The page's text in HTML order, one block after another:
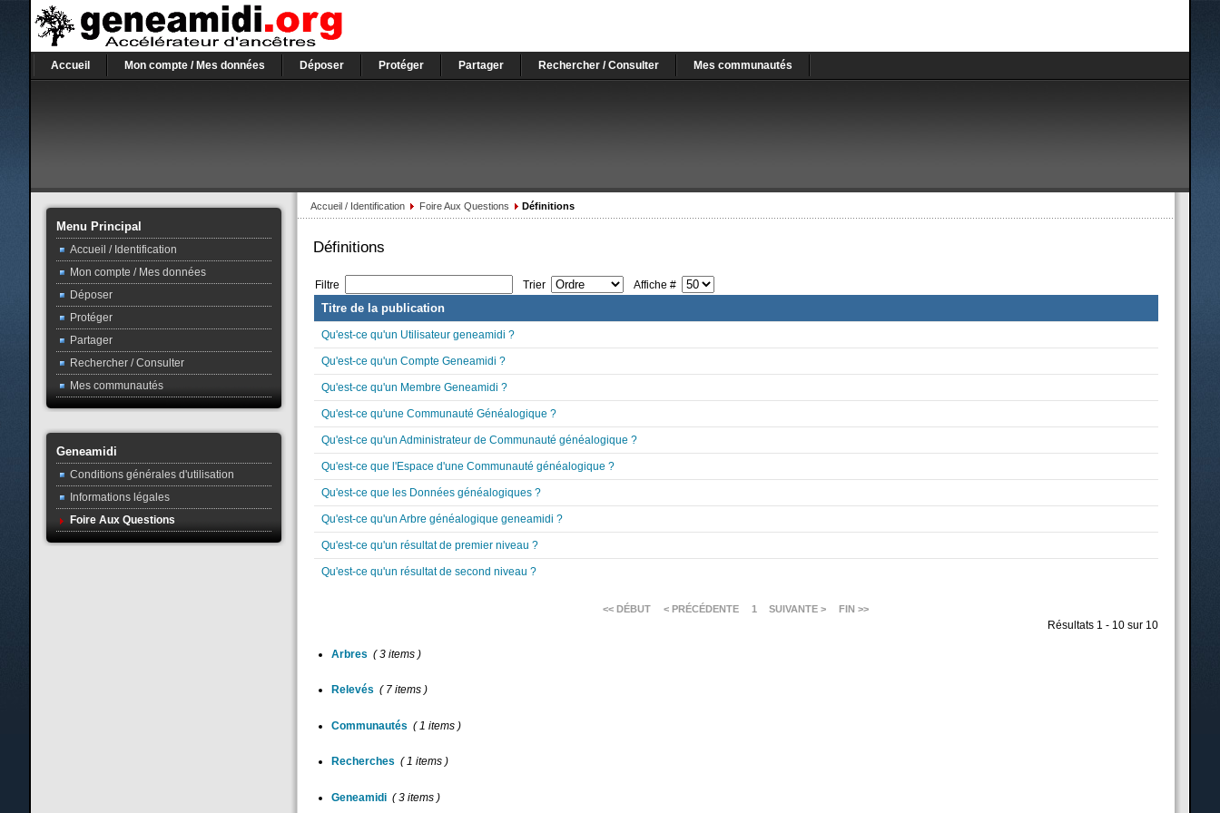
Accueil Mon compte / Mes données Déposer Protéger Partager Rechercher / Consulter Mes communautés
Menu Principal
Accueil / Identification
Mon compte / Mes données
Déposer
Protéger
Partager
Rechercher / Consulter
Mes communautés
Geneamidi
Conditions générales d'utilisation
Informations légales
Foire Aux Questions
Accueil / Identification Foire Aux Questions Définitions
Définitions
Filtre Trier Affiche #
Titre de la publication
Qu'est-ce qu'un Utilisateur geneamidi ?
Qu'est-ce qu'un Compte Geneamidi ?
Qu'est-ce qu'un Membre Geneamidi ?
Qu'est-ce qu'une Communauté Généalogique ?
Qu'est-ce qu'un Administrateur de Communauté généalogique ?
Qu'est-ce que l'Espace d'une Communauté généalogique ?
Qu'est-ce que les Données généalogiques ?
Qu'est-ce qu'un Arbre généalogique geneamidi ?
Qu'est-ce qu'un résultat de premier niveau ?
Qu'est-ce qu'un résultat de second niveau ?
<< DÉBUT < PRÉCÉDENTE 1 SUIVANTE > FIN >>
Résultats 1 - 10 sur 10
Arbres ( 3 items )
Relevés ( 7 items )
Communautés ( 1 items )
Recherches ( 1 items )
Geneamidi ( 3 items )